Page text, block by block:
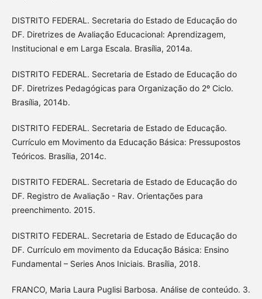
DISTRITO FEDERAL. Secretaria do Estado de Educação do
DF. Diretrizes de Avaliação Educacional: Aprendizagem,
Institucional e em Larga Escala. Brasília, 2014a.
DISTRITO FEDERAL. Secretaria de Estado de Educação do
DF. Diretrizes Pedagógicas para Organização do 2º Ciclo.
Brasília, 2014b.
DISTRITO FEDERAL. Secretaria de Estado de Educação.
Currículo em Movimento da Educação Básica: Pressupostos
Teóricos. Brasília, 2014c.
DISTRITO FEDERAL. Secretaria de Estado de Educação do
DF. Registro de Avaliação - Rav. Orientações para
preenchimento. 2015.
DISTRITO FEDERAL. Secretaria de Estado de Educação do
DF. Currículo em movimento da Educação Básica: Ensino
Fundamental – Series Anos Iniciais. Brasília, 2018.
FRANCO, Maria Laura Puglisi Barbosa. Análise de conteúdo. 3.